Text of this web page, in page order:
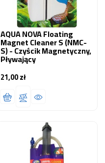
AQUA NOVA Floating
Magnet Cleaner S (NMC-
S) - Czyścik Magnetyczny,
Pływający
21,00 złCena